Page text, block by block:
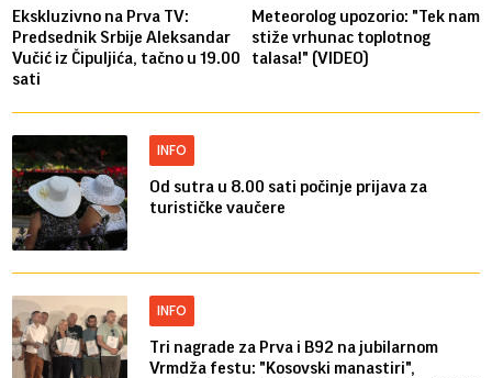
Ekskluzivno na Prva TV:
Predsednik Srbije Aleksandar
Vučić iz Čipuljića, tačno u 19.00
sati
Meteorolog upozorio: "Tek nam
stiže vrhunac toplotnog
talasa!" (VIDEO)
INFO
Od sutra u 8.00 sati počinje prijava za
turističke vaučere
INFO
Tri nagrade za Prva i B92 na jubilarnom
Vrmdža festu: "Kosovski manastiri",